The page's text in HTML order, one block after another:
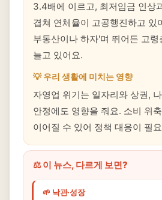
3.4배에 이르고, 최저임금 인상
겹쳐 연체율이 고공행진하고 있
부동산이나 하자'며 뛰어든 고령
늘고 있어요.
💡 우리 생활에 미치는 영향
자영업 위기는 일자리와 상권,
안정에도 영향을 줘요. 소비 위
이어질 수 있어 정책 대응이 필
⚖️ 이 뉴스, 다르게 보면?
🌱 낙관·성장